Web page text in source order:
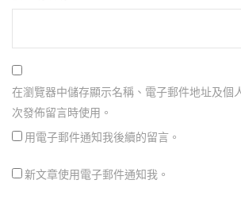
在瀏覽器中儲存顯示名稱、電子郵件地址及個
次發佈留言時使用。
用電子郵件通知我後續的留言。
新文章使用電子郵件通知我。